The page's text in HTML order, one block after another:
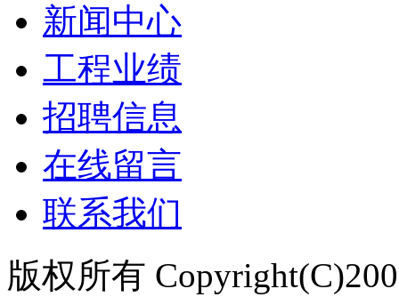
新闻中心
工程业绩
招聘信息
在线留言
联系我们
版权所有